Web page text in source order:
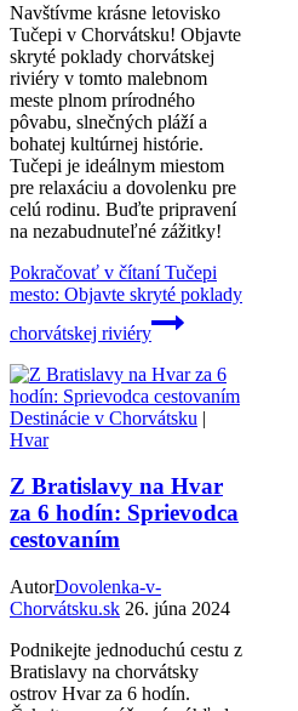
Navštívme krásne letovisko
Tučepi v Chorvátsku! Objavte
skryté poklady chorvátskej
riviéry v tomto malebnom
meste plnom prírodného
pôvabu, slnečných pláží a
bohatej kultúrnej histórie.
Tučepi je ideálnym miestom
pre relaxáciu a dovolenku pre
celú rodinu. Buďte pripravení
na nezabudnuteľné zážitky!
Pokračovať v čítaníTučepi
mesto: Objavte skryté poklady
chorvátskej riviéry
Destinácie v Chorvátsku |
Hvar
Z Bratislavy na Hvar
za 6 hodín: Sprievodca
cestovaním
AutorDovolenka-v-
Chorvátsku.sk 26. júna 2024
Podnikejte jednoduchú cestu z
Bratislavy na chorvátsky
ostrov Hvar za 6 hodín.